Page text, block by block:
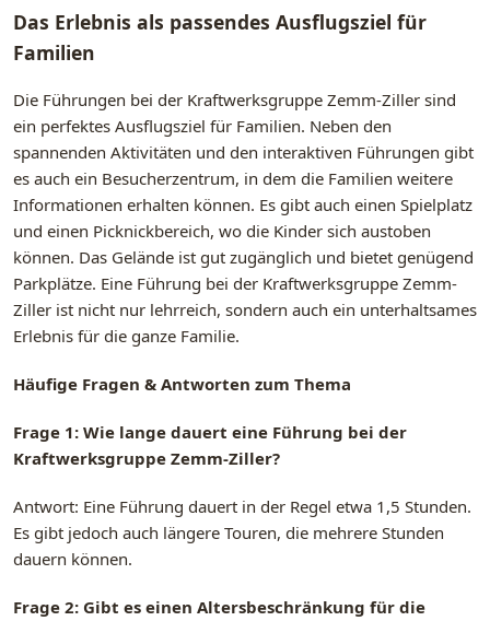
Das Erlebnis als passendes Ausflugsziel für
Familien
Die Führungen bei der Kraftwerksgruppe Zemm-Ziller sind
ein perfektes Ausflugsziel für Familien. Neben den
spannenden Aktivitäten und den interaktiven Führungen gibt
es auch ein Besucherzentrum, in dem die Familien weitere
Informationen erhalten können. Es gibt auch einen Spielplatz
und einen Picknickbereich, wo die Kinder sich austoben
können. Das Gelände ist gut zugänglich und bietet genügend
Parkplätze. Eine Führung bei der Kraftwerksgruppe Zemm-
Ziller ist nicht nur lehrreich, sondern auch ein unterhaltsames
Erlebnis für die ganze Familie.
Häufige Fragen & Antworten zum Thema
Frage 1: Wie lange dauert eine Führung bei der
Kraftwerksgruppe Zemm-Ziller?
Antwort: Eine Führung dauert in der Regel etwa 1,5 Stunden.
Es gibt jedoch auch längere Touren, die mehrere Stunden
dauern können.
Frage 2: Gibt es einen Altersbeschränkung für die